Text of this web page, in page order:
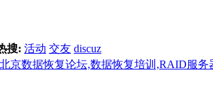
搜: 活动 交友 discuz
京数据恢复论坛,数据恢复培训,RAID服务